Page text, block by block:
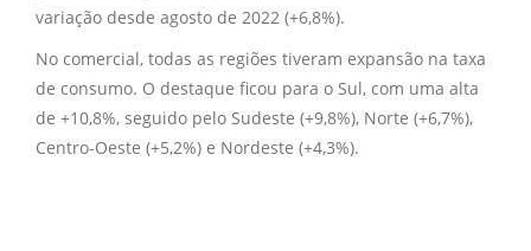
variação desde agosto de 2022 (+6,8%).
No comercial, todas as regiões tiveram expansão na taxa
de consumo. O destaque ficou para o Sul, com uma alta
de +10,8%, seguido pelo Sudeste (+9,8%), Norte (+6,7%),
Centro-Oeste (+5,2%) e Nordeste (+4,3%).